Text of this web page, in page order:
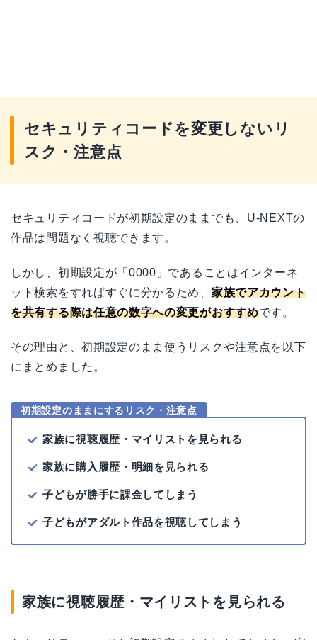
セキュリティコードを変更しないリ
スク・注意点
セキュリティコードが初期設定のままでも、U-NEXTの
作品は問題なく視聴できます。
しかし、初期設定が「0000」であることはインターネ
ット検索をすればすぐに分かるため、 家族でアカウント
を共有する際は任意の数字への変更がおすすめです。
その理由と、初期設定のまま使うリスクや注意点を以下
にまとめました。
初期設定のままにするリスク・注意点
家族に視聴履歴・マイリストを見られる
家族に購入履歴・明細を見られる
子どもが勝手に課金してしまう
子どもがアダルト作品を視聴してしまう
家族に視聴履歴・マイリストを見られる